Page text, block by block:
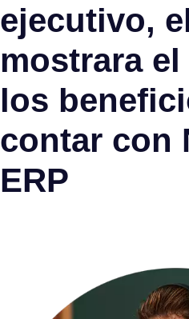
ejecutivo,
mostrara
los
contar con
ERP